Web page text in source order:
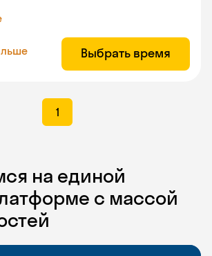
Выбрать время
1
на единой
с массой